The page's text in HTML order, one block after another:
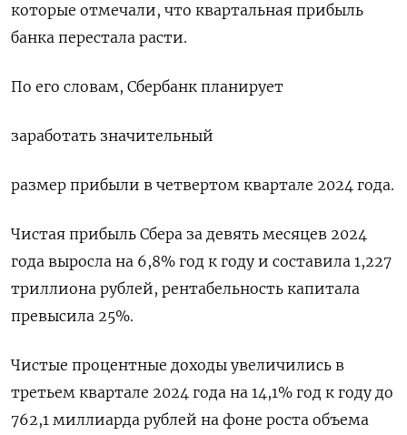
которые отмечали, что квартальная прибыль
банка перестала расти.
По его словам, Сбербанк планирует
заработать значительный
размер прибыли в четвертом квартале 2024 года.
Чистая прибыль Сбера за девять месяцев 2024
года выросла на 6,8% год к году и составила 1,227
триллиона рублей, рентабельность капитала
превысила 25%.
Чистые процентные доходы увеличились в
третьем квартале 2024 года на 14,1% год к году до
762,1 миллиарда рублей на фоне роста объема